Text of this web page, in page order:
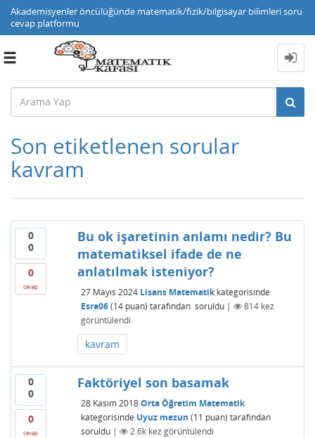
Akademisyenler öncülüğünde matematik/fizik/bilgisayar bilimleri soru
cevap platformu
Toggle
Son etiketlenen sorular
kavram
0
0
0
cevap
Bu ok işaretinin anlamı nedir? Bu
matematiksel ifade de ne
anlatılmak isteniyor?
27 Mayıs 2024 Lisans Matematikkategorisinde
Esra06 (14puan) tarafından soruldu | 814kez
görüntülendi
kavram
0
0
0
cevap
Faktöriyel son basamak
28 Kasım 2018 Orta Öğretim Matematik
kategorisinde Uyuz mezun (11 puan) tarafından
soruldu | 2.6kkez görüntülendi